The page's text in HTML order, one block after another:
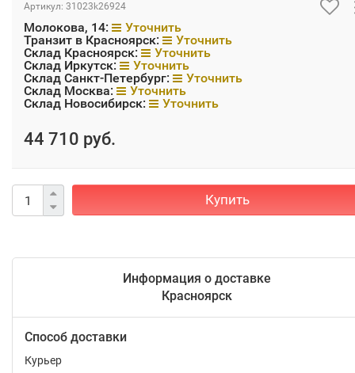
Артикул: 31023k26924
Молокова, 14:
Уточнить
Транзит в Красноярск:
Уточнить
Склад Красноярск:
Уточнить
Склад Иркутск:
Уточнить
Склад Санкт-Петербург:
Уточнить
Склад Москва:
Уточнить
Склад Новосибирск:
Уточнить
44 710 руб.
Купить
Информация о доставке
Красноярск
Способ доставки
Курьер